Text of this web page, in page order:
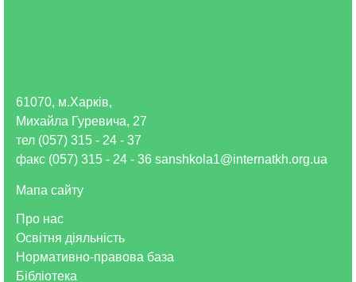
Про нас
Освітня діяльність
Нормативно-правова база
Бібліотека
61070, м.Харків,
Михайла Гуревича, 27
тел (057) 315 - 24 - 37
факс (057) 315 - 24 - 36 sanshkola1@internatkh.org.ua
Мапа сайту